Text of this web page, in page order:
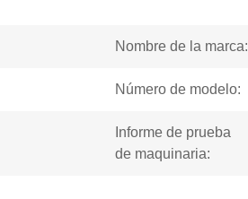
Nombre de la marca:
Número de modelo:
Informe de prueba
de maquinaria: